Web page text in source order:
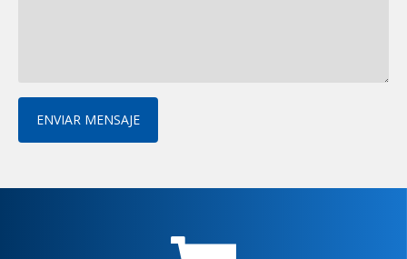
ENVIAR MENSAJE